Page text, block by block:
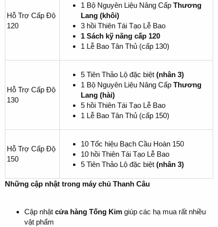
Hỗ Trợ Cấp Độ
120
1 Bộ Nguyên Liệu Nâng Cấp Thương
Lang (khôi)
3 hồi Thiên Tái Tạo Lễ Bao
1 Sách kỹ năng cấp 120
1 Lễ Bao Tân Thủ (cấp 130)
Hỗ Trợ Cấp Độ
130
5 Tiên Thảo Lộ đặc biệt (nhân 3)
1 Bộ Nguyên Liệu Nâng Cấp Thương
Lang (hài)
5 hồi Thiên Tái Tạo Lễ Bao
1 Lễ Bao Tân Thủ (cấp 150)
Hỗ Trợ Cấp Độ
150
10 Tốc hiệu Bạch Cầu Hoàn 150
10 hồi Thiên Tái Tạo Lễ Bao
5 Tiên Thảo Lộ đặc biệt (nhân 3)
Những cập nhật trong máy chủ Thanh Câu
Cập nhật cửa hàng Tống Kim giúp các hạ mua rất nhiều
vật phẩm